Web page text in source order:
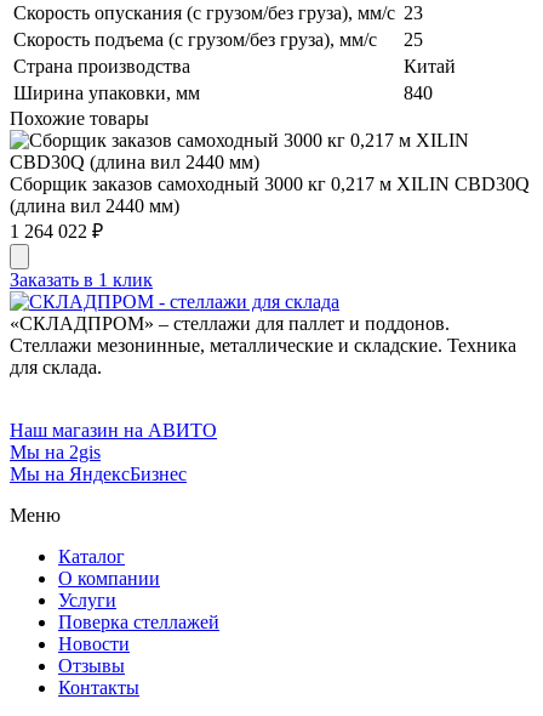
Скорость опускания (с грузом/без груза), мм/с 23
Скорость подъема (с грузом/без груза), мм/с
25
Страна производства
Китай
Ширина упаковки, мм
840
Похожие товары
Сборщик заказов самоходный 3000 кг 0,217 м XILIN CBD30Q
(длина вил 2440 мм)
1 264 022 ₽
Заказать в 1 клик
«СКЛАДПРОМ» – стеллажи для паллет и поддонов.
Стеллажи мезонинные, металлические и складские. Техника
для склада.
Наш магазин на АВИТО
Мы на 2gis
Мы на ЯндексБизнес
Меню
Каталог
О компании
Услуги
Поверка cтеллажей
Новости
Отзывы
Контакты